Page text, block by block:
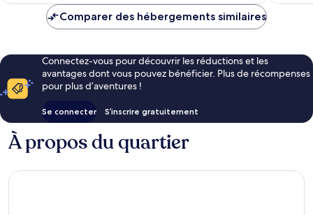
de
Comparer des hébergements similaires
Connectez-vous pour découvrir les réductions et les
avantages dont vous pouvez bénéficier. Plus de récompenses
pour plus d’aventures !
Se connecter S’inscrire gratuitement
À propos du quartier